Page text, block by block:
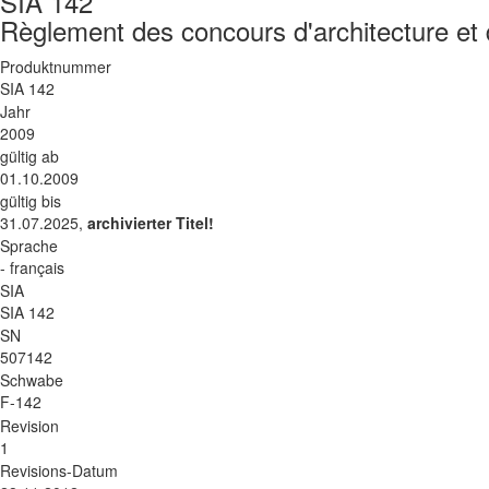
Règlement des concours d'architecture et
Produktnummer
SIA 142
Jahr
2009
gültig ab
01.10.2009
gültig bis
31.07.2025, archivierter Titel!
Sprache
- français
SIA
SIA 142
SN
507142
Schwabe
F-142
Revision
1
Revisions-Datum